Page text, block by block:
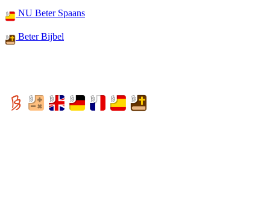
NU Beter Spaans
Beter Bijbel